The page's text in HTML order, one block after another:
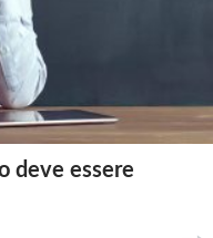
deve essere